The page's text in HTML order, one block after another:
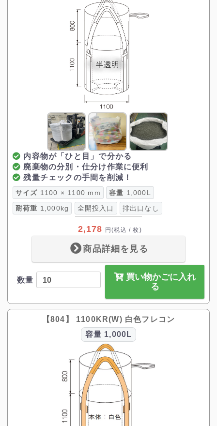
内容物が「ひと目」で分かる
廃棄物の分別・仕分け作業に便利
残量チェックの手間を削減！
サイズ 1100 × 1100 mm 容量 1,000L
耐荷重 1,000kg 全開投入口 排出口なし
2,178 円(税込 / 枚)
商品詳細を見る
数量
買い物かごに入れ
る
【804】 1100KR(W) 白色フレコン
容量 1,000L